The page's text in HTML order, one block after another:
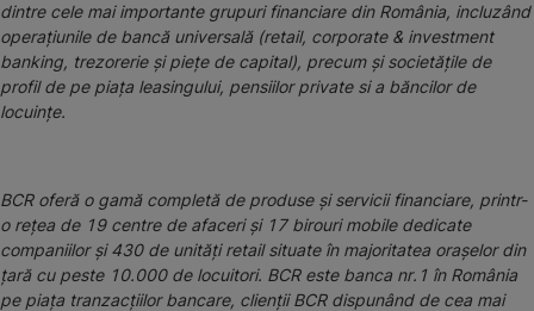
dintre cele mai importante grupuri financiare din România, incluzând
operaţiunile de bancă universală (retail, corporate & investment
banking, trezorerie şi pieţe de capital), precum şi societăţile de
profil de pe piaţa leasingului, pensiilor private si a băncilor de
locuinţe.
BCR oferă o gamă completă de produse și servicii financiare, printr-
o rețea de 19 centre de afaceri și 17 birouri mobile dedicate
companiilor și 430 de unități retail situate în majoritatea orașelor din
țară cu peste 10.000 de locuitori. BCR este banca nr.1 în România
pe piața tranzacțiilor bancare, clienții BCR dispunând de cea mai